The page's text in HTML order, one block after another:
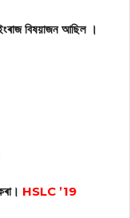
বিষয়াজন আছিল ।
HSLC ’19